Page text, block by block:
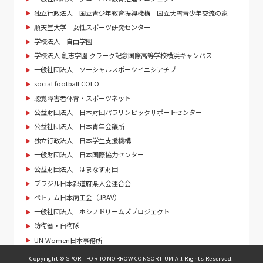
独立行政法人 国立青少年教育振興機構 国立大雪青少年交流の家
順天堂大学 女性スポーツ研究センター
学校法人 自由学園
学校法人 創志学園 クラーク記念国際高等学校横浜キャンパス
一般社団法人 ソーシャルスポーツイニシアチブ
social football COLO
聴覚障害者体育・スポーツネット
公益財団法人 日本財団パラリンピックサポートセンター
公益社団法人 日本青年会議所
独立行政法人 日本学生支援機構
一般財団法人 日本国際協力センター
公益財団法人 はまなす財団
ブラジル日本都道府県人会連合会
ベトナム日本商工会（JBAV）
一般社団法人 ホシノドリームズプロジェクト
防衛省・自衛隊
UN Women日本事務所
Copyright © SPORT FOR TOMORROW CONSORTIUM All Rights Reserved.